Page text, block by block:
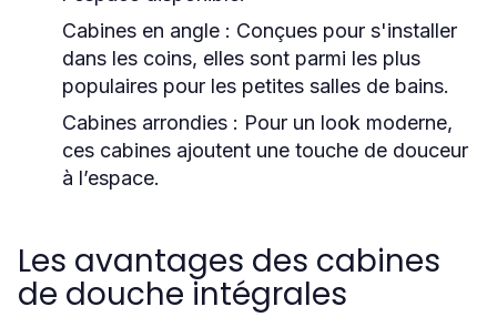
Cabines en angle : Conçues pour s'installer
dans les coins, elles sont parmi les plus
populaires pour les petites salles de bains.
Cabines arrondies : Pour un look moderne,
ces cabines ajoutent une touche de douceur
à l’espace.
Les avantages des cabines
de douche intégrales